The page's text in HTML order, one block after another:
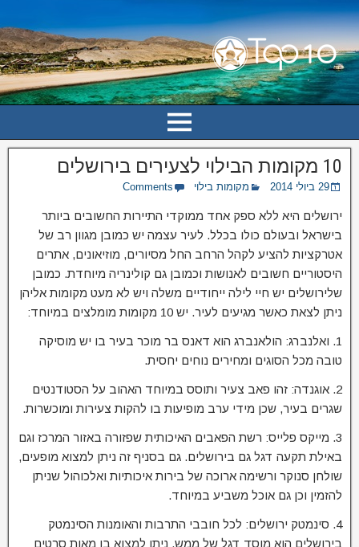
10 מקומות הבילוי לצעירים בירושלים
29 ביולי 2014 מקומות בילוי Comments
ירושלים היא ללא ספק אחד ממוקדי התיירות החשובים ביותר
בישראל ובעולם כולו בכלל. לעיר עצמה יש כמובן מגוון רב של
אטרקציות להציע לקהל הרחב החל מסיורים, מוזיאונים, אתרים
היסטוריים חשובים לאנושות וכמובן גם קולינריה מיוחדת. כמובן
שלירושלים יש חיי לילה ייחודיים משלה ויש לא מעט מקומות אליהן
ניתן לצאת כאשר מגיעים לעיר. יש 10 מקומות מומלצים במיוחד:
1. ואלנברג: הולאנברג הוא דאנס בר מוכר בעיר בו יש מוסיקה
טובה מכל הסוגים ומחירים נוחים יחסית.
2. אוגנדה: זהו פאב צעיר ותוסס במיוחד האהוב על הסטודנטים
שגרים בעיר, שכן מידי ערב מופיעות בו להקות צעירות ומוכשרות.
3. מייקס פלייס: רשת הפאבים האיכותית שפזורה באזור המרכז וגם
באילת תקעה דגל גם בירושלים. גם בסניף זה ניתן למצוא מופעים,
שולחן סנוקר ורשימה ארוכה של בירות איכותיות ואלכוהול שניתן
להזמין וכן גם אוכל משביע במיוחד.
4. סינמטק ירושלים: לכל חובבי התרבות והאומנות הסינמטק
בירושלים הוא מוסד דגל של ממש. ניתן למצוא בו מאות סרטים